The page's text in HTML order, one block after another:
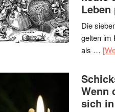
Leben
Die
gelten im
als …
Wenn
sich in